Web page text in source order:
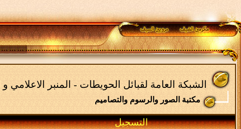
الشبكة العامة لقبائل الحويطات - المنبر
مكتبة الصور والرسوم والتصاميم
التسجيل